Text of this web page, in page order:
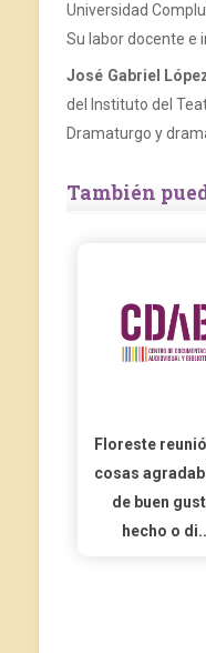
Universidad
Su labor docente e
José Gabriel
del Instituto del
Dramaturgo y
También
Floreste
cosas
de buen
hecho o